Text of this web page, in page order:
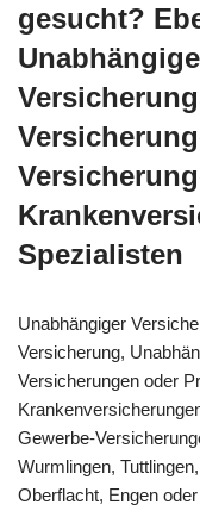
gesucht?
Spezialisten
Unabhängiger
Versicherung,
Versicherungen oder
Gewerbe-
Wurmlingen,
Oberflacht, Engen